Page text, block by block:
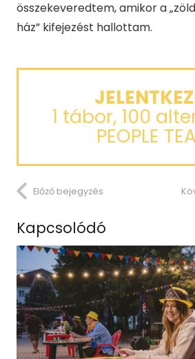
összekeveredtem, amikor a
ház” kifejezést hallottam.
1 tábor, 100
PEOPLE
Előző bejegyzés
Kapcsolódó